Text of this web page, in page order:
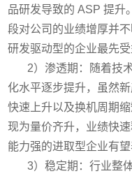
品研发导致的 ASP 提升
段对公司的业绩增厚并
研发驱动型的企业最先受
2）渗透期：随着技
化水平逐步提升，虽然
快速上升以及换机周期
现为量价齐升，业绩快
能力强的进取型企业有望
3）稳定期：行业整